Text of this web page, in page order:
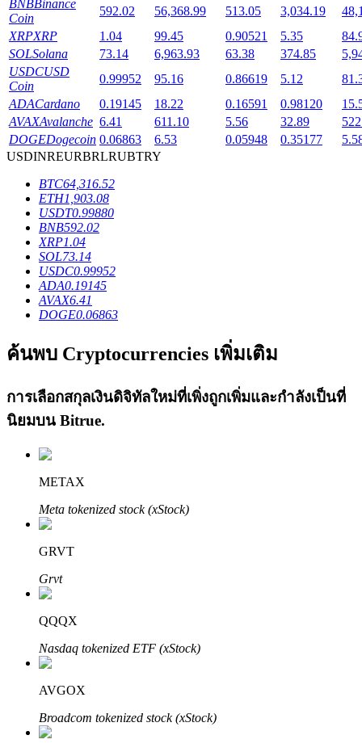
เงินกู้
บริการยืมเงินที่ได้รับการสนับสนุนจาก Crypto
คว้าผลกำไรระยะยาวและผลประโยชน์ที่ยืดหยุ่น
Bitrue
พันธมิตร Bitrue
BNBBinance
Coin
592.02 56,368.99 513.05 3,034.19
XRPXRP 1.04 99.45 0.90521 5.35
SOLSolana 73.14 6,963.93 63.38 374.85
USDCUSD
Coin
0.99952 95.16 0.86619 5.12
ADACardano 0.19145 18.22 0.16591 0.98120
AVAXAvalanche 6.41 611.10 5.56 32.89
DOGEDogecoin 0.06863 6.53 0.05948 0.35177
USDINREURBRLRUBTRY
BTC64,316.52
ETH1,903.08
USDT0.99880
BNB592.02
XRP1.04
SOL73.14
USDC0.99952
ADA0.19145
AVAX6.41
DOGE0.06863
ค้นพบ Cryptocurrencies เพิ่มเติม
การเลือกสกุลเงินดิจิทัลใหม่ที่เพิ่งถูกเพิ่มและกำลังเป็นที่
นิยมบน Bitrue.
METAX
Meta tokenized stock (xStock)
GRVT
Grvt
QQQX
Nasdaq tokenized ETF (xStock)
AVGOX
Broadcom tokenized stock (xStock)